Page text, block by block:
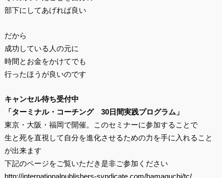
部下にしてあげれば良い
だから
成功している人の元に
時間とお金をかけてでも
行ったほうが良いのです
キャンセル待ち受付中
「ターミナル・コーチング 30日間実践プログラム」
東京・大阪・福岡で開催。このセミナーに参加することで
生と死を直視して自分を進化させるための力を手に入れること
が出来ます
下記のページをご覧いただき是非ご参加ください